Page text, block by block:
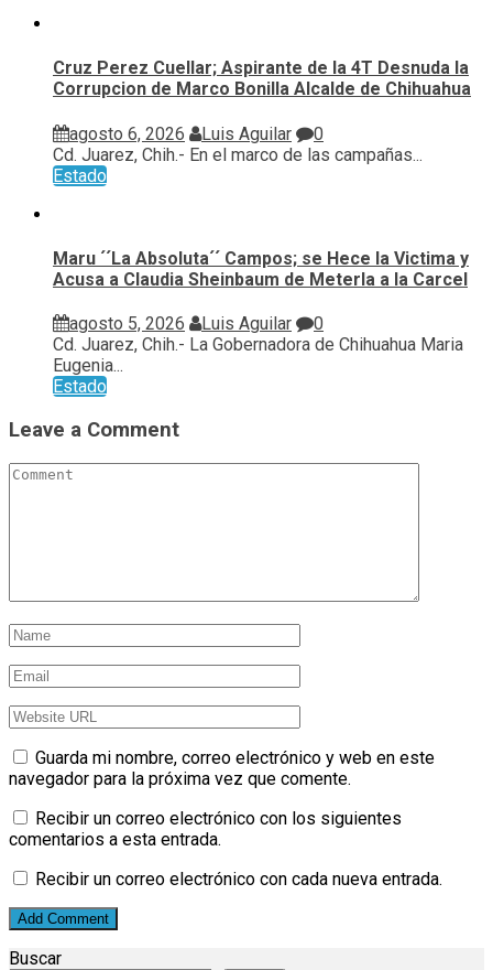
Cruz Perez Cuellar; Aspirante de la 4T Desnuda la
Corrupcion de Marco Bonilla Alcalde de Chihuahua
agosto 6, 2026 Luis Aguilar
0
Cd. Juarez, Chih.- En el marco de las campañas...
Estado
Maru ´´La Absoluta´´ Campos; se Hece la Victima y
Acusa a Claudia Sheinbaum de Meterla a la Carcel
agosto 5, 2026 Luis Aguilar
0
Cd. Juarez, Chih.- La Gobernadora de Chihuahua Maria
Eugenia...
Estado
Leave a Comment
Guarda mi nombre, correo electrónico y web en este
navegador para la próxima vez que comente.
Recibir un correo electrónico con los siguientes
comentarios a esta entrada.
Recibir un correo electrónico con cada nueva entrada.
Buscar